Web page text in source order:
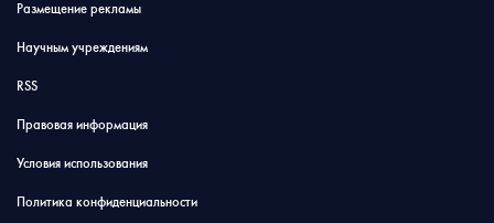
Размещение рекламы
Научным учреждениям
RSS
Правовая информация
Условия использования
Политика конфиденциальности